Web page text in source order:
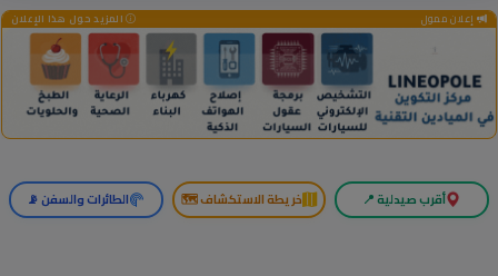
إعلان ممول المزيد حول هذا الإعلان
أقرب صيدلية 📍 خريطة الاستكشاف 🗺️ الطائرات والسفن 📡